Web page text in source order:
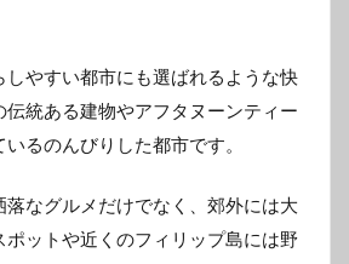
しやすい都市にも選ばれるような快
伝統ある建物やアフタヌーンティー
るのんびりした都市です。
落なグルメだけでなく、郊外には大
ポットや近くのフィリップ島には野